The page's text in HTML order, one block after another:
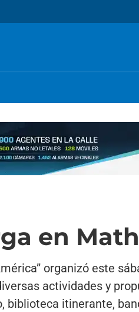
en
organizó este
actividades y
itinerante,